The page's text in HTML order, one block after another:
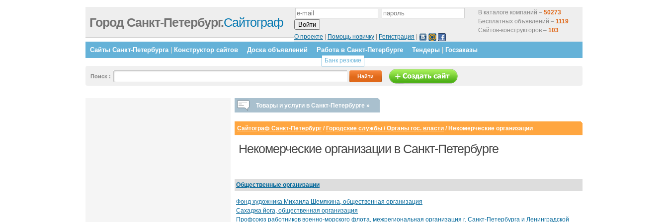
В каталоге компаний – 50273
Бесплатных объявлений – 1119
Сайтов-конструкторов – 103
О проекте
Помощь новичку Регистрация
Город Санкт-Петербург.Сайтограф
Сайты Санкт-Петербурга| Конструктор сайтов Доска объявлений Работа в Санкт-Петербурге
Банк резюме
Тендеры Госзаказы
Поиск :
Товары и услуги в Санкт-Петербурге »
Сайтограф Санкт-Петербург / Городские службы / Органы гос. власти / Некомерческие организации
Некомерческие организации в Санкт-Петербурге
Общественные организации
Фонд художника Михаила Шемякина, общественная организация
Сахаджа йога, общественная организация
Профсоюз работников военно-морского флота, межрегиональная организация г. Санкт-Петербурга и Ленинградской